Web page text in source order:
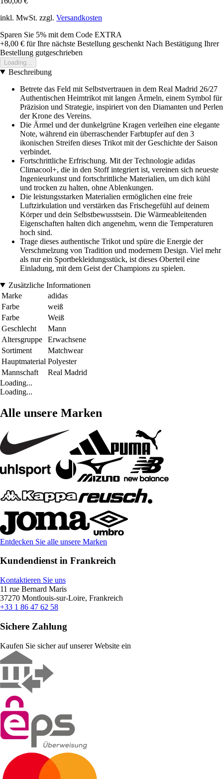
inkl. MwSt. zzgl. Versandkosten
Sparen Sie 5% mit dem Code EXTRA
+8,00 € für Ihre nächste Bestellung geschenkt Nach Bestätigung Ihrer
Bestellung gutgeschrieben
Loading...
Beschreibung
Betrete das Feld mit Selbstvertrauen in dem Real Madrid 26/27
Authentischen Heimtrikot mit langen Ärmeln, einem Symbol für
Präzision und Strategie, inspiriert von den Diamanten und Perlen
der Krone des Vereins.
Die Ärmel und der dunkelgrüne Kragen verleihen eine elegante
Note, während ein überraschender Farbtupfer auf den 3
ikonischen Streifen dieses Trikot mit der Geschichte der Saison
verbindet.
Fortschrittliche Erfrischung. Mit der Technologie adidas
Climacool+, die in den Stoff integriert ist, vereinen sich neueste
Ingenieurkunst und fortschrittliche Materialien, um dich kühl
und trocken zu halten, ohne Ablenkungen.
Die leistungsstarken Materialien ermöglichen eine freie
Luftzirkulation und verstärken das Frischegefühl auf deinem
Körper und dein Selbstbewusstsein. Die Wärmeableitenden
Eigenschaften halten dich angenehm, wenn die Temperaturen
hoch sind.
Trage dieses authentische Trikot und spüre die Energie der
Verschmelzung von Tradition und modernem Design. Viel mehr
als nur ein Sportbekleidungsstück, ist dieses Oberteil eine
Einladung, mit dem Geist der Champions zu spielen.
Zusätzliche Informationen
Marke
adidas
Farbe
weiß
Farbe
Weiß
Geschlecht
Mann
Altersgruppe
Erwachsene
Sortiment
Matchwear
Hauptmaterial Polyester
Mannschaft
Real Madrid
Loading...
Loading...
Alle unsere Marken
Entdecken Sie alle unsere Marken
Kundendienst in Frankreich
Kontaktieren Sie uns
11 rue Bernard Maris
37270 Montlouis-sur-Loire, Frankreich
+33 1 86 47 62 58
Sichere Zahlung
Kaufen Sie sicher auf unserer Website ein